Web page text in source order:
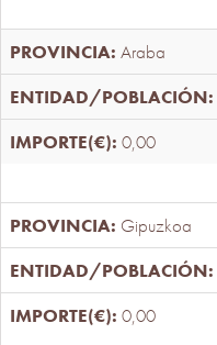
Araba
0,00
Gipuzkoa
0,00